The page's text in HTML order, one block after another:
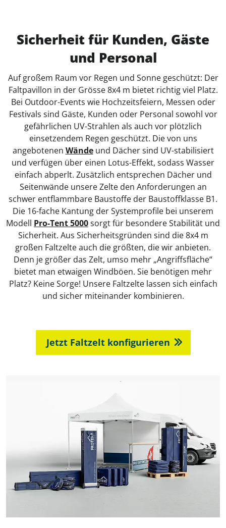
Sicherheit für Kunden, Gäste
und Personal
Auf großem Raum vor Regen und Sonne geschützt: Der
Faltpavillon in der Grösse 8x4 m bietet richtig viel Platz.
Bei Outdoor-Events wie Hochzeitsfeiern, Messen oder
Festivals sind Gäste, Kunden oder Personal sowohl vor
gefährlichen UV-Strahlen als auch vor plötzlich
einsetzendem Regen geschützt. Die von uns
angebotenen Wändeund Dächer sind UV-stabilisiert
und verfügen über einen Lotus-Effekt, sodass Wasser
einfach abperlt. Zusätzlich entsprechen Dächer und
Seitenwände unsere Zelte den Anforderungen an
schwer entflammbare Baustoffe der Baustoffklasse B1.
Die 16-fache Kantung der Systemprofile bei unserem
Modell Pro‑Tent 5000sorgt für besondere Stabilität und
Sicherheit. Aus Sicherheitsgründen sind die 8x4 m
großen Faltzelte auch die größten, die wir anbieten.
Denn je größer das Zelt, umso mehr „Angriffsfläche“
bietet man etwaigen Windböen. Sie benötigen mehr
Platz? Keine Sorge! Unsere Faltzelte lassen sich einfach
und sicher miteinander kombinieren.
Jetzt Faltzelt konfigurieren